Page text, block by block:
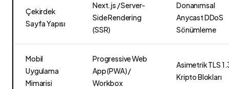
Çekirdek
Sayfa Yapısı
Next.js / Server-
Side Rendering
(SSR)
Donanımsal
Anycast DDoS
Sönümleme
Mobil
Uygulama
Mimarisi
Progressive Web
App (PWA) /
Workbox
Asimetrik TLS
Kripto Blokları